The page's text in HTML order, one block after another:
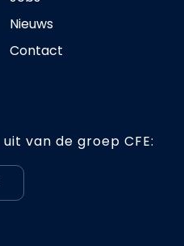
Nieuws
Contact
van de groep CFE: